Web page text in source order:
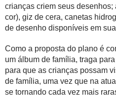
crianças criem seus
cor), giz de cera, canetas
de desenho disponíveis em
Como a proposta do plano é
um álbum de família, traga
para que as crianças possam
de família, uma vez que na
se tornando cada vez mais